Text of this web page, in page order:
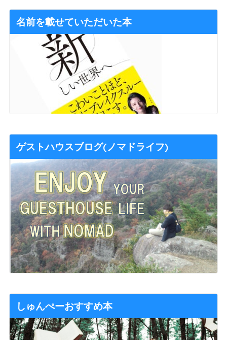
名前を載せていただいた本
ゲストハウスブログ(ノマドライフ)
しゅんぺーおすすめ本